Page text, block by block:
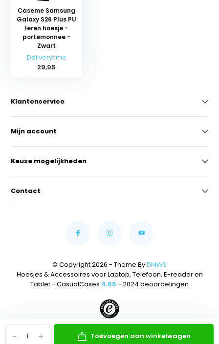
+
- Toevoegen aan winkelwagen
Caseme Samsung
Galaxy S26 Plus PU
leren hoesje -
portemonnee -
Zwart
Deliverytime
29,95
Klantenservice
Mijn account
Keuze mogelijkheden
Contact
© Copyright 2026 - Theme ByDMWS
Hoesjes & Accessoires voor Laptop, Telefoon, E-reader en
Tablet - CasualCases 4.66 - 2024 beoordelingen